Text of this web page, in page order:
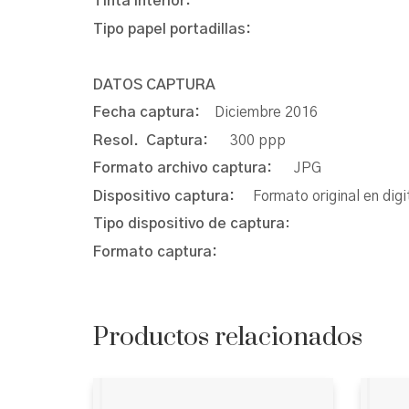
Tipo papel portadillas:
DATOS CAPTURA
Fecha captura:
Diciembre 2016
Resol. Captura: 300 ppp
Formato archivo captura: JPG
Dispositivo captura:
Formato original en
Tipo dispositivo de captura:
Formato captura:
Productos relacionados